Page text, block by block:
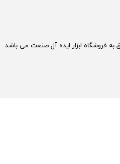
فروشگاه ابزار ایده آل صنعت می باشد.